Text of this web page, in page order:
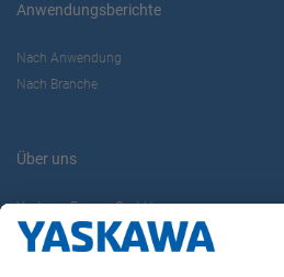
Anwendungsberichte
Nach Anwendung
Nach Branche
Über uns
Yaskawa Europe GmbH
Karriere